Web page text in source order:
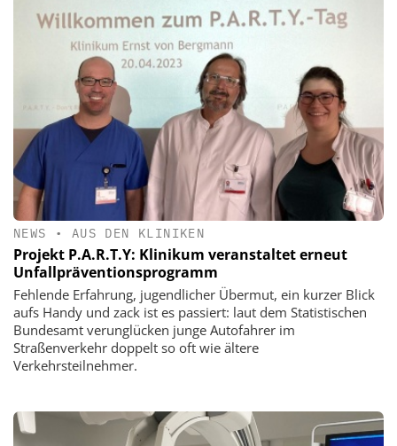
NEWS • AUS DEN KLINIKEN
Projekt P.A.R.T.Y: Klinikum veranstaltet erneut
Unfallpräventionsprogramm
Fehlende Erfahrung, jugendlicher Übermut, ein kurzer Blick
aufs Handy und zack ist es passiert: laut dem Statistischen
Bundesamt verunglücken junge Autofahrer im
Straßenverkehr doppelt so oft wie ältere
Verkehrsteilnehmer.